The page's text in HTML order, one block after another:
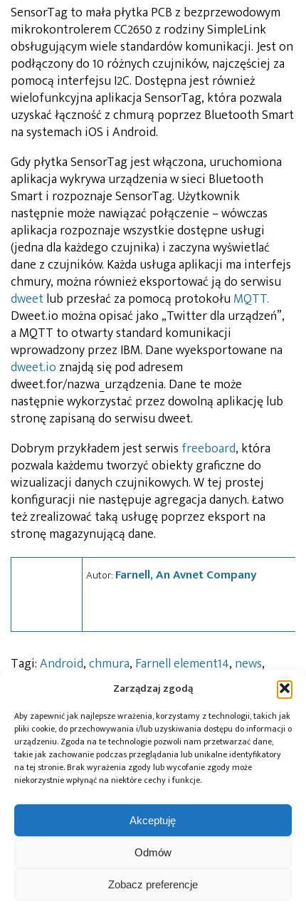
Zarządzaj zgodą
Aby zapewnić jak najlepsze wrażenia, korzystamy z technologii, takich jak
pliki cookie, do przechowywania i/lub uzyskiwania dostępu do informacji o
urządzeniu. Zgoda na te technologie pozwoli nam przetwarzać dane,
takie jak zachowanie podczas przeglądania lub unikalne identyfikatory
na tej stronie. Brak wyrażenia zgody lub wycofanie zgody może
niekorzystnie wpłynąć na niektóre cechy i funkcje.
Akceptuję
Odmów
Zobacz preferencje
SensorTag to mała płytka PCB z bezprzewodowym
mikrokontrolerem CC2650 z rodziny SimpleLink
obsługującym wiele standardów komunikacji. Jest on
podłączony do 10 różnych czujników, najczęściej za
pomocą interfejsu I2C. Dostępna jest również
wielofunkcyjna aplikacja SensorTag, która pozwala
uzyskać łączność z chmurą poprzez Bluetooth Smart
na systemach iOS i Android.
Gdy płytka SensorTag jest włączona, uruchomiona
aplikacja wykrywa urządzenia w sieci Bluetooth
Smart i rozpoznaje SensorTag. Użytkownik
następnie może nawiązać połączenie – wówczas
aplikacja rozpoznaje wszystkie dostępne usługi
(jedna dla każdego czujnika) i zaczyna wyświetlać
dane z czujników. Każda usługa aplikacji ma interfejs
chmury, można również eksportować ją do serwisu
dweetlub przesłać za pomocą protokołu MQTT.
Dweet.io można opisać jako „Twitter dla urządzeń”,
a MQTT to otwarty standard komunikacji
wprowadzony przez IBM. Dane wyeksportowane na
dweet.io znajdą się pod adresem
dweet.for/nazwa_urządzenia. Dane te może
następnie wykorzystać przez dowolną aplikację lub
stronę zapisaną do serwisu dweet.
Dobrym przykładem jest serwis freeboard, która
pozwala każdemu tworzyć obiekty graficzne do
wizualizacji danych czujnikowych. W tej prostej
konfiguracji nie następuje agregacja danych. Łatwo
też zrealizować taką usługę poprzez eksport na
stronę magazynującą dane.
Autor: Farnell, An Avnet Company
Tagi:Android,chmura, Farnell element14, news,
Przeczytaj również:
Global Electronics
Microchip i Micron
architekturę
PCIe® Gen 6 dla AI